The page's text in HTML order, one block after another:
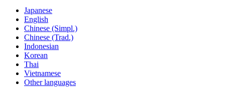
Japanese
English
Chinese (Simpl.)
Chinese (Trad.)
Indonesian
Korean
Thai
Vietnamese
Other languages